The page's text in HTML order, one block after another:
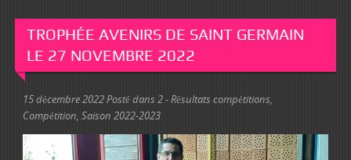
TROPHÉE AVENIRS DE SAINT GERMAIN
LE 27 NOVEMBRE 2022
15 décembre 2022Posté dans2 - Résultats compétitions,
Compétition, Saison 2022-2023